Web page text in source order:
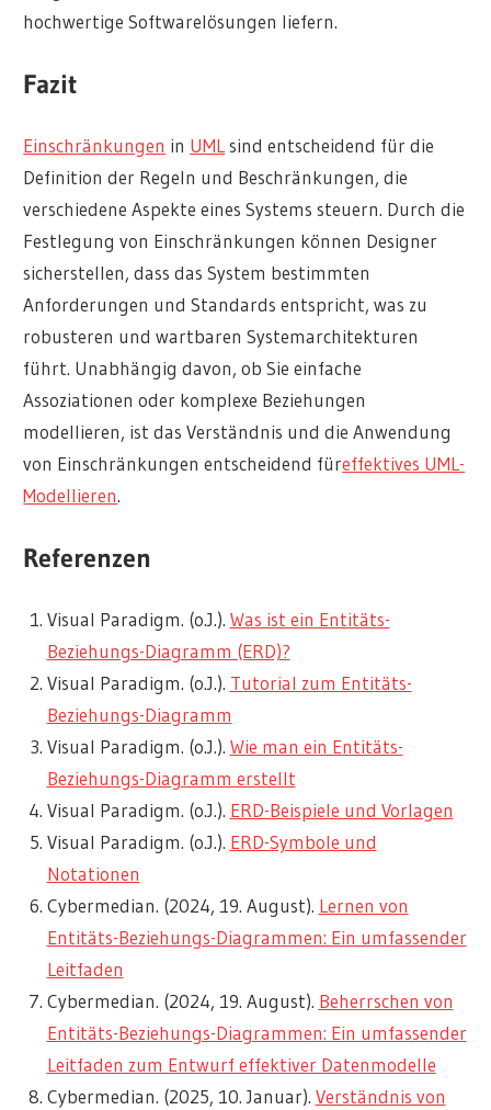
hochwertige Softwarelösungen liefern.
Fazit
Einschränkungen in UMLsind entscheidend für die
Definition der Regeln und Beschränkungen, die
verschiedene Aspekte eines Systems steuern. Durch die
Festlegung von Einschränkungen können Designer
sicherstellen, dass das System bestimmten
Anforderungen und Standards entspricht, was zu
robusteren und wartbaren Systemarchitekturen
führt. Unabhängig davon, ob Sie einfache
Assoziationen oder komplexe Beziehungen
modellieren, ist das Verständnis und die Anwendung
von Einschränkungen entscheidend füreffektives UML-
Modellieren.
Referenzen
Visual Paradigm. (o.J.). Was ist ein Entitäts-
Beziehungs-Diagramm (ERD)?
Visual Paradigm. (o.J.). Tutorial zum Entitäts-
Beziehungs-Diagramm
Visual Paradigm. (o.J.). Wie man ein Entitäts-
Beziehungs-Diagramm erstellt
Visual Paradigm. (o.J.). ERD-Beispiele und Vorlagen
Visual Paradigm. (o.J.). ERD-Symbole und
Notationen
Cybermedian. (2024, 19. August). Lernen von
Entitäts-Beziehungs-Diagrammen: Ein umfassender
Leitfaden
Cybermedian. (2024, 19. August). Beherrschen von
Entitäts-Beziehungs-Diagrammen: Ein umfassender
Leitfaden zum Entwurf effektiver Datenmodelle
Cybermedian. (2025, 10. Januar). Verständnis von